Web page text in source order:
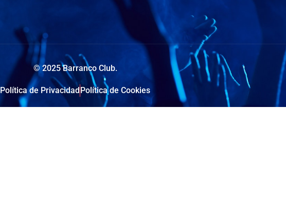
© 2025 Barranco Club.
Política de Privacidad Política de Cookies